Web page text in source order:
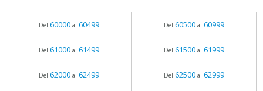
Del 60000al 60499 Del 60500al 60999
Del 61000al 61499 Del 61500al 61999
Del 62000al 62499 Del 62500al 62999